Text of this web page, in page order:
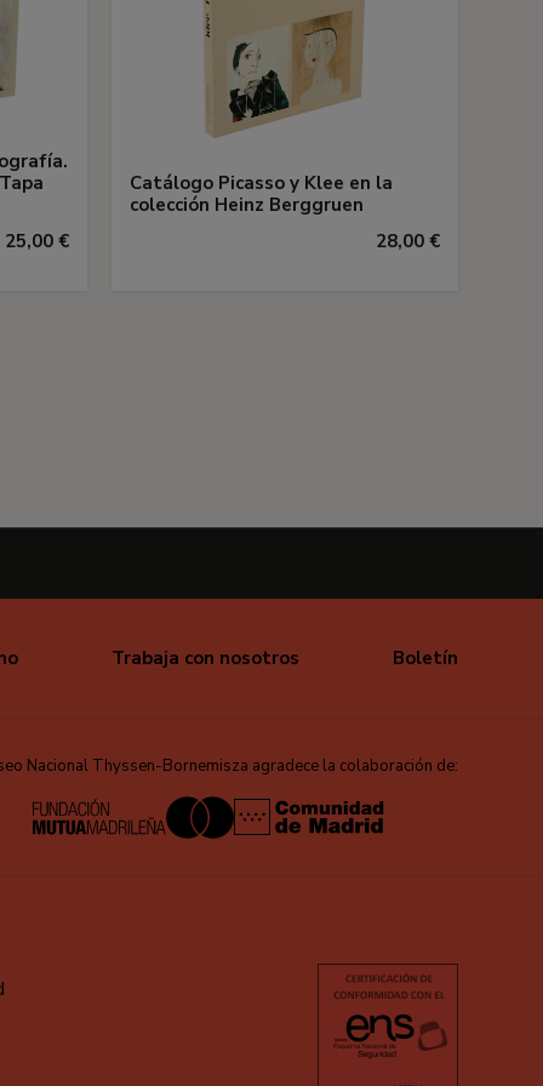
25,00 €
Catálogo Picasso y Klee en la
colección Heinz Berggruen
28,00 €
Trabaja con nosotros Boletín
Nacional Thyssen-Bornemisza agradece la colaboración de: